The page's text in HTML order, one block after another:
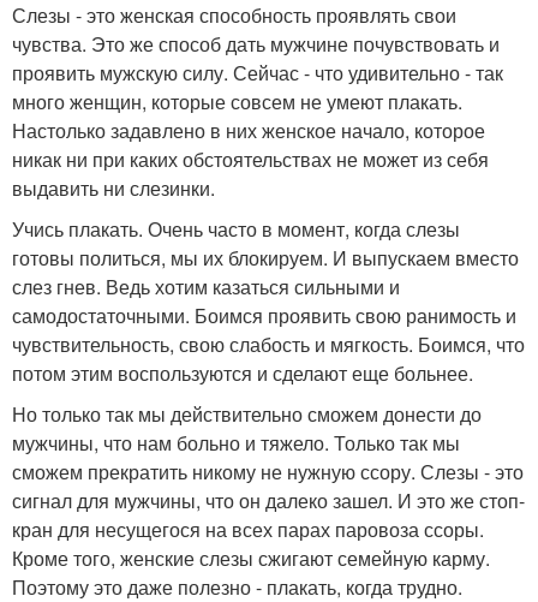
Слезы - это женская способность проявлять свои
чувства. Это же способ дать мужчине почувствовать и
проявить мужскую силу. Сейчас - что удивительно - так
много женщин, которые совсем не умеют плакать.
Настолько задавлено в них женское начало, которое
никак ни при каких обстоятельствах не может из себя
выдавить ни слезинки.
Учись плакать. Очень часто в момент, когда слезы
готовы политься, мы их блокируем. И выпускаем вместо
слез гнев. Ведь хотим казаться сильными и
самодостаточными. Боимся проявить свою ранимость и
чувствительность, свою слабость и мягкость. Боимся, что
потом этим воспользуются и сделают еще больнее.
Но только так мы действительно сможем донести до
мужчины, что нам больно и тяжело. Только так мы
сможем прекратить никому не нужную ссору. Слезы - это
сигнал для мужчины, что он далеко зашел. И это же стоп-
кран для несущегося на всех парах паровоза ссоры.
Кроме того, женские слезы сжигают семейную карму.
Поэтому это даже полезно - плакать, когда трудно.